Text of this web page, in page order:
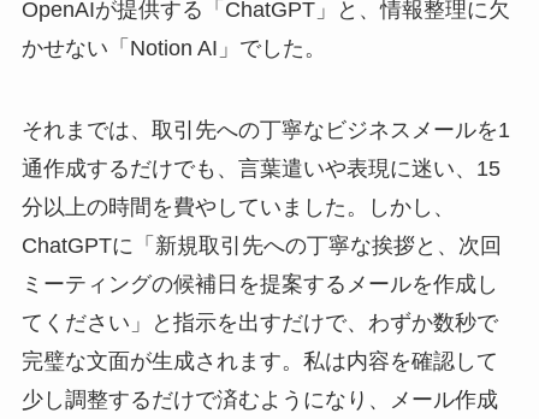
OpenAIが提供する「ChatGPT」と、情報整理に欠
かせない「Notion AI」でした。
それまでは、取引先への丁寧なビジネスメールを1
通作成するだけでも、言葉遣いや表現に迷い、15
分以上の時間を費やしていました。しかし、
ChatGPTに「新規取引先への丁寧な挨拶と、次回
ミーティングの候補日を提案するメールを作成し
てください」と指示を出すだけで、わずか数秒で
完璧な文面が生成されます。私は内容を確認して
少し調整するだけで済むようになり、メール作成